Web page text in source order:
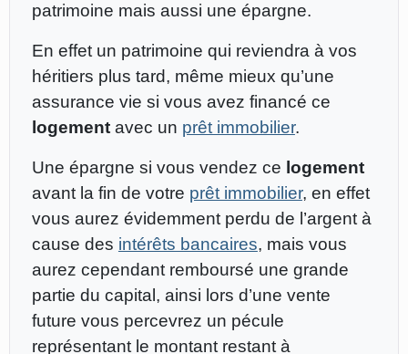
patrimoine mais aussi une épargne.
En effet un patrimoine qui reviendra à vos
héritiers plus tard, même mieux qu’une
assurance vie si vous avez financé ce
logementavec un prêt immobilier.
Une épargne si vous vendez ce logement
avant la fin de votre prêt immobilier, en effet
vous aurez évidemment perdu de l’argent à
cause des intérêts bancaires, mais vous
aurez cependant remboursé une grande
partie du capital, ainsi lors d’une vente
future vous percevrez un pécule
représentant le montant restant à